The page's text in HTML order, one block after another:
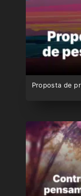
Proposta de